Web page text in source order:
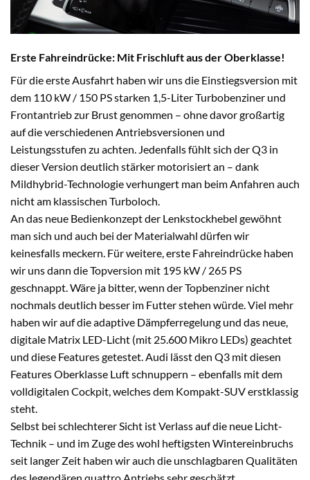
Erste Fahreindrücke: Mit Frischluft aus der Oberklasse!
Für die erste Ausfahrt haben wir uns die Einstiegsversion mit
dem 110 kW / 150 PS starken 1,5-Liter Turbobenziner und
Frontantrieb zur Brust genommen – ohne davor großartig
auf die verschiedenen Antriebsversionen und
Leistungsstufen zu achten. Jedenfalls fühlt sich der Q3 in
dieser Version deutlich stärker motorisiert an – dank
Mildhybrid-Technologie verhungert man beim Anfahren auch
nicht am klassischen Turboloch.
An das neue Bedienkonzept der Lenkstockhebel gewöhnt
man sich und auch bei der Materialwahl dürfen wir
keinesfalls meckern. Für weitere, erste Fahreindrücke haben
wir uns dann die Topversion mit 195 kW / 265 PS
geschnappt. Wäre ja bitter, wenn der Topbenziner nicht
nochmals deutlich besser im Futter stehen würde. Viel mehr
haben wir auf die adaptive Dämpferregelung und das neue,
digitale Matrix LED-Licht (mit 25.600 Mikro LEDs) geachtet
und diese Features getestet. Audi lässt den Q3 mit diesen
Features Oberklasse Luft schnuppern – ebenfalls mit dem
volldigitalen Cockpit, welches dem Kompakt-SUV erstklassig
steht.
Selbst bei schlechterer Sicht ist Verlass auf die neue Licht-
Technik – und im Zuge des wohl heftigsten Wintereinbruchs
seit langer Zeit haben wir auch die unschlagbaren Qualitäten